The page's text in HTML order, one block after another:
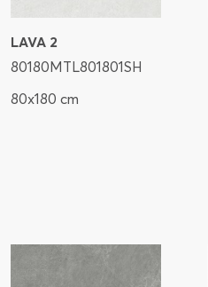
LAVA 2
80180MTL801801SH
80x180 cm